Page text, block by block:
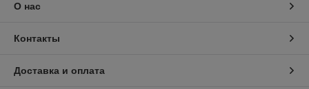
О нас
Контакты
Доставка и оплата